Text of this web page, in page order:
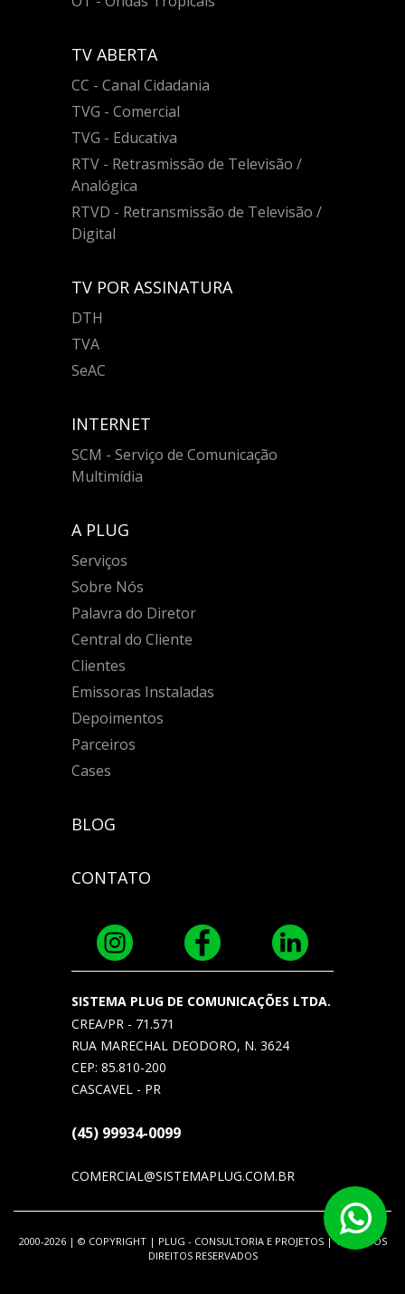
TV ABERTA
CC - Canal Cidadania
TVG - Comercial
TVG - Educativa
RTV - Retrasmissão de Televisão /
Analógica
RTVD - Retransmissão de Televisão /
Digital
TV POR ASSINATURA
DTH
TVA
SeAC
INTERNET
SCM - Serviço de Comunicação
Multimídia
A PLUG
Serviços
Sobre Nós
Palavra do Diretor
Central do Cliente
Clientes
Emissoras Instaladas
Depoimentos
Parceiros
Cases
BLOG
CONTATO
SISTEMA PLUG DE COMUNICAÇÕES LTDA.
CREA/PR - 71.571
RUA MARECHAL DEODORO, N. 3624
CEP: 85.810-200
CASCAVEL - PR
(45) 99934-0099
COMERCIAL@SISTEMAPLUG.COM.BR
2000-2026 | © COPYRIGHT | PLUG - CONSULTORIA E PROJETOS | TODOS OS
DIREITOS RESERVADOS